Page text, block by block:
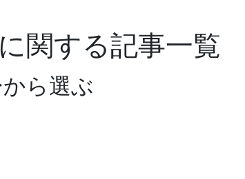
関する記事一覧
ら選ぶ